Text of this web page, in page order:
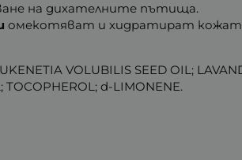
на дихателните пътища.
омекотяват и хидратират
VOLUBILIS SEED OIL;
TOCOPHEROL; d-LIMONENE.